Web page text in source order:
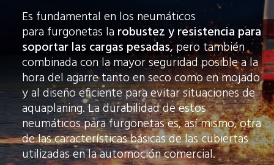
Es fundamental en los neumáticos
para furgonetas la robustez y resistencia para
soportar las cargas pesadas,pero también
combinada con la mayor seguridad posible a la
hora del agarre tanto en seco como en mojado
y al diseño eficiente para evitar situaciones de
aquaplaning. La durabilidad de estos
neumáticos para furgonetas es, así mismo, otra
de las características básicas de las cubiertas
utilizadas en la automoción comercial.